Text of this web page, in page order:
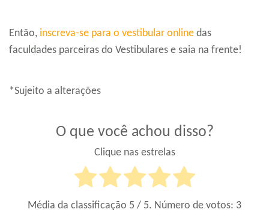
Então, inscreva-se para o vestibular online das
faculdades parceiras do Vestibulares e saia na frente!
*Sujeito a alterações
O que você achou disso?
Clique nas estrelas
Média da classificação 5 / 5. Número de votos: 3